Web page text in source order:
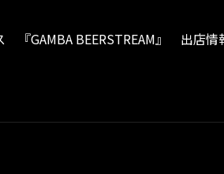
『GAMBA BEERSTREAM』 出店情